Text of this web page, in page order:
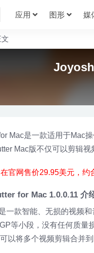
应用 图形 媒
文
Mac是一款适用于Mac
Mac版不仅可以剪辑
官网售价29.95美元，约
for Mac 1.0.0.11 介
一款智能、无损的视频
等小段，没有任何质
以将多个视频剪辑合并到